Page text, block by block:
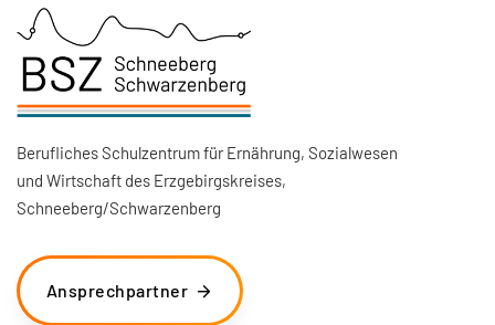
Berufliches Schulzentrum für Ernährung, Sozialwesen
und Wirtschaft des Erzgebirgskreises,
Schneeberg/Schwarzenberg
Ansprechpartner